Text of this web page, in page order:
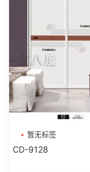
暂无标签
CD-9128